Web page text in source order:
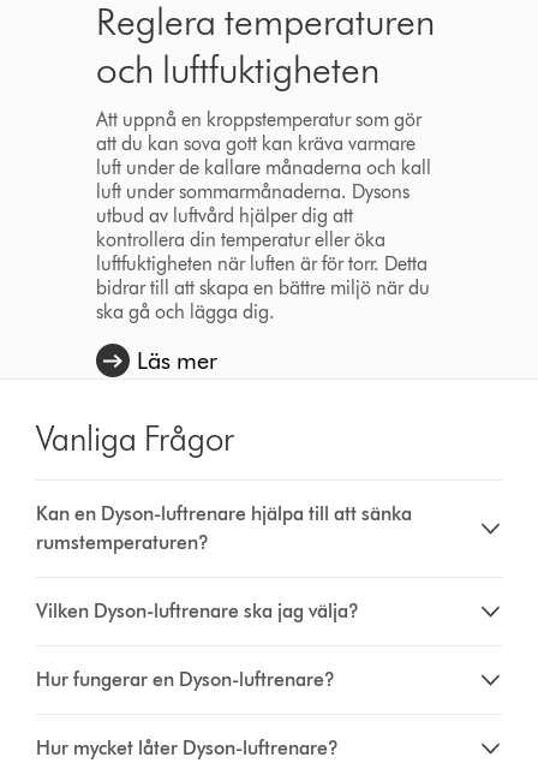
Reglera temperaturen
och luftfuktigheten
Att uppnå en kroppstemperatur som gör
att du kan sova gott kan kräva varmare
luft under de kallare månaderna och kall
luft under sommarmånaderna. Dysons
utbud av luftvård hjälper dig att
kontrollera din temperatur eller öka
luftfuktigheten när luften är för torr. Detta
bidrar till att skapa en bättre miljö när du
ska gå och lägga dig.
Läs mer
Vanliga Frågor
Kan en Dyson-luftrenare hjälpa till att sänka
rumstemperaturen?
Vilken Dyson-luftrenare ska jag välja?
Hur fungerar en Dyson-luftrenare?
Hur mycket låter Dyson-luftrenare?